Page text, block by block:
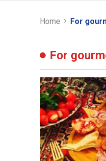
Home For
For